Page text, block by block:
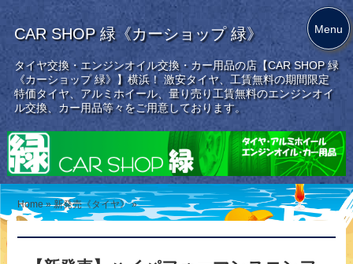
CAR SHOP 緑《カーショップ 緑》
タイヤ交換・エンジンオイル交換・カー用品の店【CAR SHOP 緑
《カーショップ 緑》】横浜！ 激安タイヤ、工賃無料の期間限定
特価タイヤ、アルミホイール、量り売り工賃無料のエンジンオイ
ル交換、カー用品等々をご用意しております。
Home »新発売《タイヤ》 »
Menu